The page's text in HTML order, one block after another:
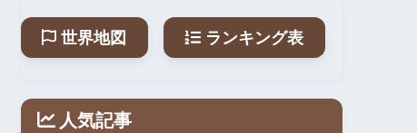
世界地図 ランキング表
人気記事